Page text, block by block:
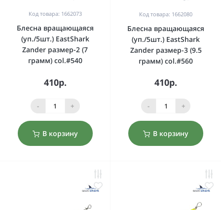
Код товара: 1662073
Блесна вращающаяся
(уп./5шт.) EastShark
Zander размер-2 (7
грамм) col.#540
410р.
- +
В корзину
Код товара: 1662080
Блесна вращающаяся
(уп./5шт.) EastShark
Zander размер-3 (9.5
грамм) col.#560
410р.
- +
В корзину